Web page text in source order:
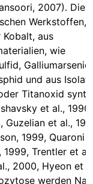
2007).
Werkstoffen,
aus
wie
und aus
Titanoxid
et al.,
Guzelian et al.,
1999, Quaroni
1999, Trentler et
2000, Hyeon et
werden